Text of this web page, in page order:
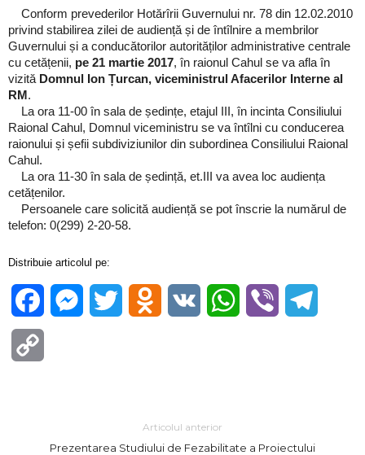
Conform prevederilor Hotărîrii Guvernului nr. 78 din 12.02.2010
privind stabilirea zilei de audiență și de întîlnire a membrilor
Guvernului și a conducătorilor autorităților administrative centrale
cu cetățenii, pe 21 martie 2017, în raionul Cahul se va afla în
vizită Domnul Ion Țurcan, viceministrul Afacerilor Interne al
RM.
La ora 11-00 în sala de ședințe, etajul III, în incinta Consiliului
Raional Cahul, Domnul viceministru se va întîlni cu conducerea
raionului și șefii subdiviziunilor din subordinea Consiliului Raional
Cahul.
La ora 11-30 în sala de ședință, et.III va avea loc audiența
cetățenilor.
Persoanele care solicită audiență se pot înscrie la numărul de
telefon: 0(299) 2-20-58.
Distribuie articolul pe:
FacebookMessenger
Twitter Odnoklassniki
VK WhatsApp
Viber
Articolul anterior
Prezentarea Studiului de Fezabilitate a Proiectului